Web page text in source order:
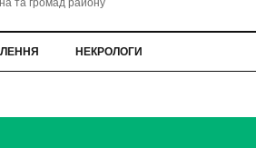
НЕКРОЛОГИ